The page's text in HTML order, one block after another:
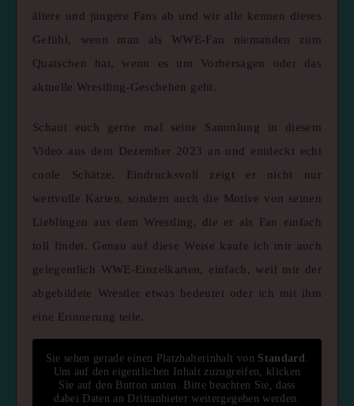
ältere und jüngere Fans ab und wir alle kennen dieses
Gefühl, wenn man als WWE-Fan niemanden zum
Quatschen hat, wenn es um Vorhersagen oder das
aktuelle Wrestling-Geschehen geht.
Schaut euch gerne mal seine Sammlung in diesem
Video aus dem Dezember 2023 an und entdeckt echt
coole Schätze. Eindrucksvoll zeigt er nicht nur
wertvolle Karten, sondern auch die Motive von seinen
Lieblingen aus dem Wrestling, die er als Fan einfach
toll findet. Genau auf diese Weise kaufe ich mir auch
gelegentlich WWE-Einzelkarten, einfach, weil mir der
abgebildete Wrestler etwas bedeutet oder ich mit ihm
eine Erinnerung teile.
Sie sehen gerade einen Platzhalterinhalt von Standard
Um auf den eigentlichen Inhalt zuzugreifen, klicken
Sie auf den Button unten. Bitte beachten Sie, dass
dabei Daten an Drittanbieter weitergegeben werden.